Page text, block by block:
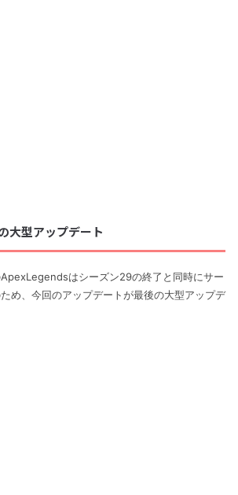
大型アップデート
はシーズン29の終了と同時にサー
め、今回のアップデートが最後の大型アップデ